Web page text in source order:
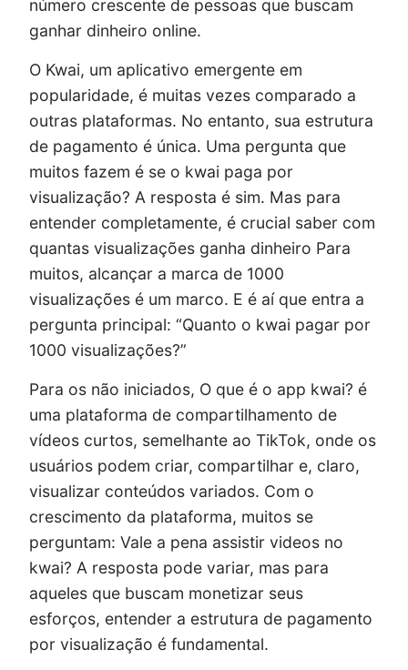
número crescente de pessoas que buscam
ganhar dinheiro online.
O Kwai, um aplicativo emergente em
popularidade, é muitas vezes comparado a
outras plataformas. No entanto, sua estrutura
de pagamento é única. Uma pergunta que
muitos fazem é se o kwai paga por
visualização? A resposta é sim. Mas para
entender completamente, é crucial saber com
quantas visualizações ganha dinheiro Para
muitos, alcançar a marca de 1000
visualizações é um marco. E é aí que entra a
pergunta principal: “Quanto o kwai pagar por
1000 visualizações?”
Para os não iniciados, O que é o app kwai? é
uma plataforma de compartilhamento de
vídeos curtos, semelhante ao TikTok, onde os
usuários podem criar, compartilhar e, claro,
visualizar conteúdos variados. Com o
crescimento da plataforma, muitos se
perguntam: Vale a pena assistir videos no
kwai? A resposta pode variar, mas para
aqueles que buscam monetizar seus
esforços, entender a estrutura de pagamento
por visualização é fundamental.